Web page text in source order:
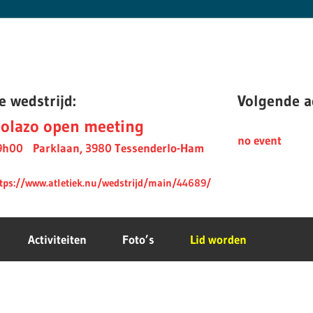
wedstrijd:
open meeting
Parklaan, 3980 Tessenderlo-Ham
www.atletiek.nu/wedstrijd/main/44689/
Volgende
no event
Activiteiten Foto’s Lid worden